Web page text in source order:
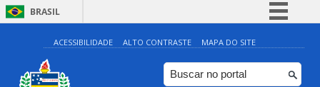
BRASIL
Simplifique!
Comunica BR
ACESSIBILIDADE ALTO CONTRASTE MAPA DO SITE